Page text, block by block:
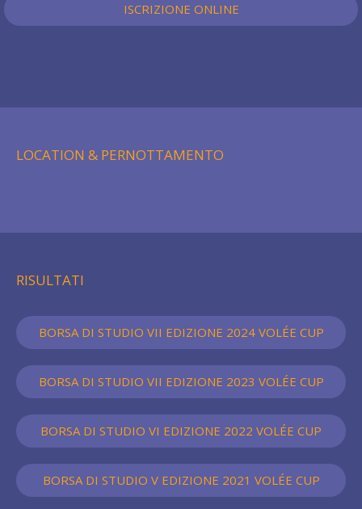
ISCRIZIONE ONLINE
LOCATION & PERNOTTAMENTO
RISULTATI
BORSA DI STUDIO VII EDIZIONE 2024 VOLÉE CUP
BORSA DI STUDIO VII EDIZIONE 2023 VOLÉE CUP
BORSA DI STUDIO VI EDIZIONE 2022 VOLÉE CUP
BORSA DI STUDIO V EDIZIONE 2021 VOLÉE CUP